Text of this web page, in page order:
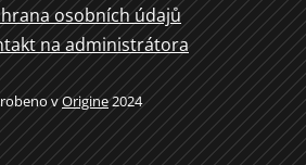
osobních údajů
na administrátora
vOrigine2024